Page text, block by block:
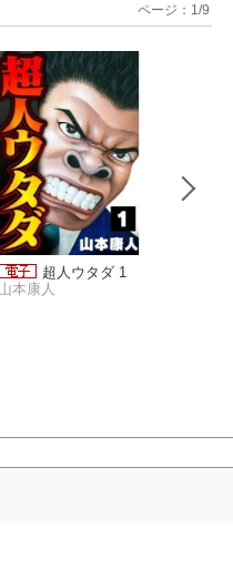
超人ウタダ 1
山本康人
ページ： 1 /9